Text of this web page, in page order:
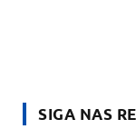
SIGA NAS